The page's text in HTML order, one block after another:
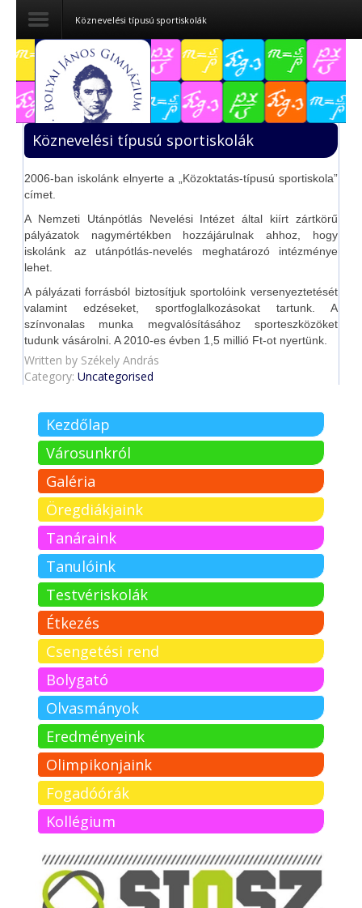
Dokumentumok
Felvételizőknek
Pályázatok
Tehetségpont
Közérdekű
adatok
Tanárjelölteknek
Köznevelési típusú sportiskolák
Köznevelési típusú sportiskolák
2006-ban iskolánk elnyerte a „Közoktatás-típusú sportiskola”
címet.
A Nemzeti Utánpótlás Nevelési Intézet által kiírt zártkörű
pályázatok nagymértékben hozzájárulnak ahhoz, hogy
iskolánk az utánpótlás-nevelés meghatározó intézménye
lehet.
A pályázati forrásból biztosítjuk sportolóink versenyeztetését
valamint edzéseket, sportfoglalkozásokat tartunk. A
színvonalas munka megvalósításához sporteszközöket
tudunk vásárolni. A 2010-es évben 1,5 millió Ft-ot nyertünk.
Written by Székely András
Category:Uncategorised
Kezdőlap
Városunkról
Galéria
Öregdiákjaink
Tanáraink
Tanulóink
Testvériskolák
Étkezés
Csengetési rend
Bolygató
Olvasmányok
Eredményeink
Olimpikonjaink
Fogadóórák
Kollégium